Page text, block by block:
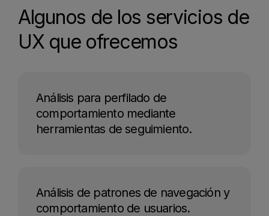
Algunos de los servicios de
UX que ofrecemos
Análisis para perfilado de
comportamiento mediante
herramientas de seguimiento.
Análisis de patrones de navegación y
comportamiento de usuarios.